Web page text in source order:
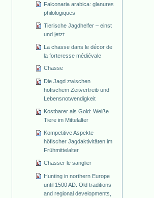
Falconaria arabica: glanures
philologiques
Tierische Jagdhelfer – einst
und jetzt
La chasse dans le décor de
la forteresse médiévale
Chasse
Die Jagd zwischen
höfischem Zeitvertreib und
Lebensnotwendigkeit
Kostbarer als Gold: Weiße
Tiere im Mittelalter
Kompetitive Aspekte
höfischer Jagdaktivitäten im
Frühmittelalter
Chasser le sanglier
Hunting in northern Europe
until 1500 AD. Old traditions
and regional developments,